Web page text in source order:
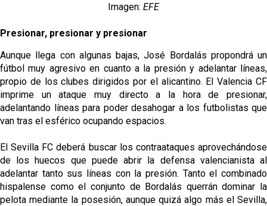
Imagen: EFE
Presionar, presionar y presionar
Aunque llega con algunas bajas, José Bordalás propondrá un
fútbol muy agresivo en cuanto a la presión y adelantar líneas,
propio de los clubes dirigidos por el alicantino. El Valencia CF
imprime un ataque muy directo a la hora de presionar,
adelantando líneas para poder desahogar a los futbolistas que
van tras el esférico ocupando espacios.
El Sevilla FC deberá buscar los contraataques aprovechándose
de los huecos que puede abrir la defensa valencianista al
adelantar tanto sus líneas con la presión. Tanto el combinado
hispalense como el conjunto de Bordalás querrán dominar la
pelota mediante la posesión, aunque quizá algo más el Sevilla,